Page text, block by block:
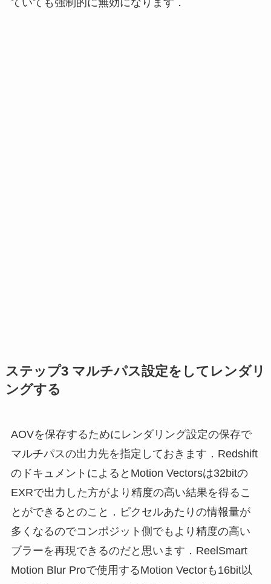
ていても強制的に無効になります．
ステップ3 マルチパス設定をしてレンダリ
ングする
AOVを保存するためにレンダリング設定の保存で
マルチパスの出力先を指定しておきます．Redshift
のドキュメントによるとMotion Vectorsは32bitの
EXRで出力した方がより精度の高い結果を得るこ
とができるとのこと．ピクセルあたりの情報量が
多くなるのでコンポジット側でもより精度の高い
ブラーを再現できるのだと思います．ReelSmart
Motion Blur Proで使用するMotion Vectorも16bit以